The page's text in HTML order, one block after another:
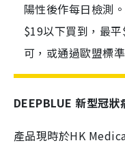
陽性後作每日檢測
$19以下買到，最
可，或通過歐盟標
DEEPBLUE 新型冠
產品現時於HK